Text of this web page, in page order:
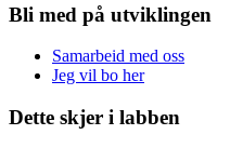
Bli med på utviklingen
Samarbeid med oss
Jeg vil bo her
Dette skjer i labben